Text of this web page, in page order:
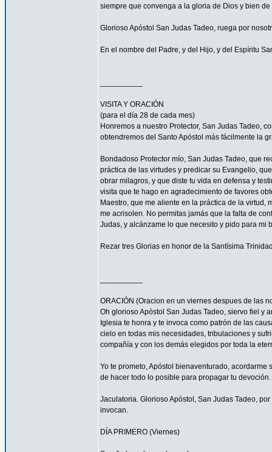
siempre que convenga a la gloria de Dios y bien de
Glorioso Apóstol San Judas Tadeo, ruega por
En el nombre del Padre, y del Hijo, y del Espíritu
VISITA Y ORACIÓN
(para el día 28 de cada mes)
Honremos a nuestro Protector, San Judas Tadeo,
obtendremos del Santo Apóstol más fácilmente la
Bondadoso Protector mío, San Judas Tadeo, que
práctica de las virtudes y predicar su Evangelio,
obrar milagros, y que diste tu vida en defensa y
visita que te hago en agradecimiento de favores
Maestro, que me aliente en la práctica de la
me acrisolen. No permitas jamás que la falta de
Judas, y alcánzame lo que necesito y pido para mi
Rezar tres Glorias en honor de la Santísima
ORACIÓN (Oracion en un viernes despues de las
Oh glorioso Apóstol San Judas Tadeo, siervo fiel y
Iglesia te honra y te invoca como patrón de las
cielo en todas mis necesidades, tribulaciones y
compañía y con los demás elegidos por toda la
Yo te prometo, Apóstol bienaventurado,
de hacer todo lo posible para propagar tu devoción.
Jaculatoria. Glorioso Apóstol, San Judas Tadeo,
invocan.
DÍA PRIMERO (Viernes)